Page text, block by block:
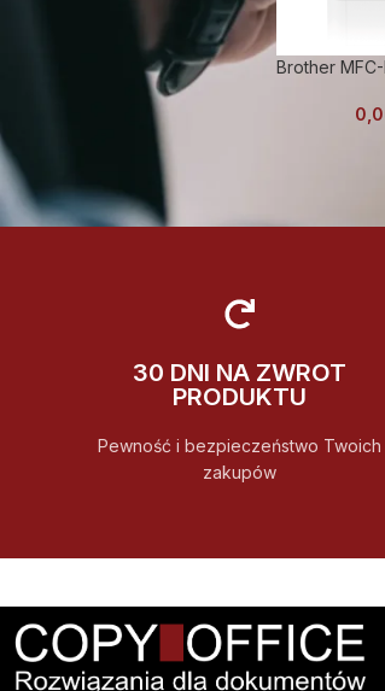
Brother
30 DNI NA ZWROT
PRODUKTU
Pewność i bezpieczeństwo Twoich
zakupów